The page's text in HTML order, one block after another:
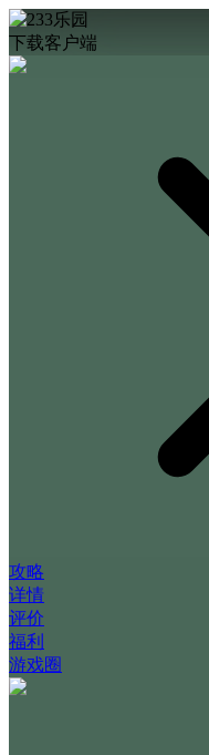
下载客户端
攻略
详情
评价
福利
游戏圈